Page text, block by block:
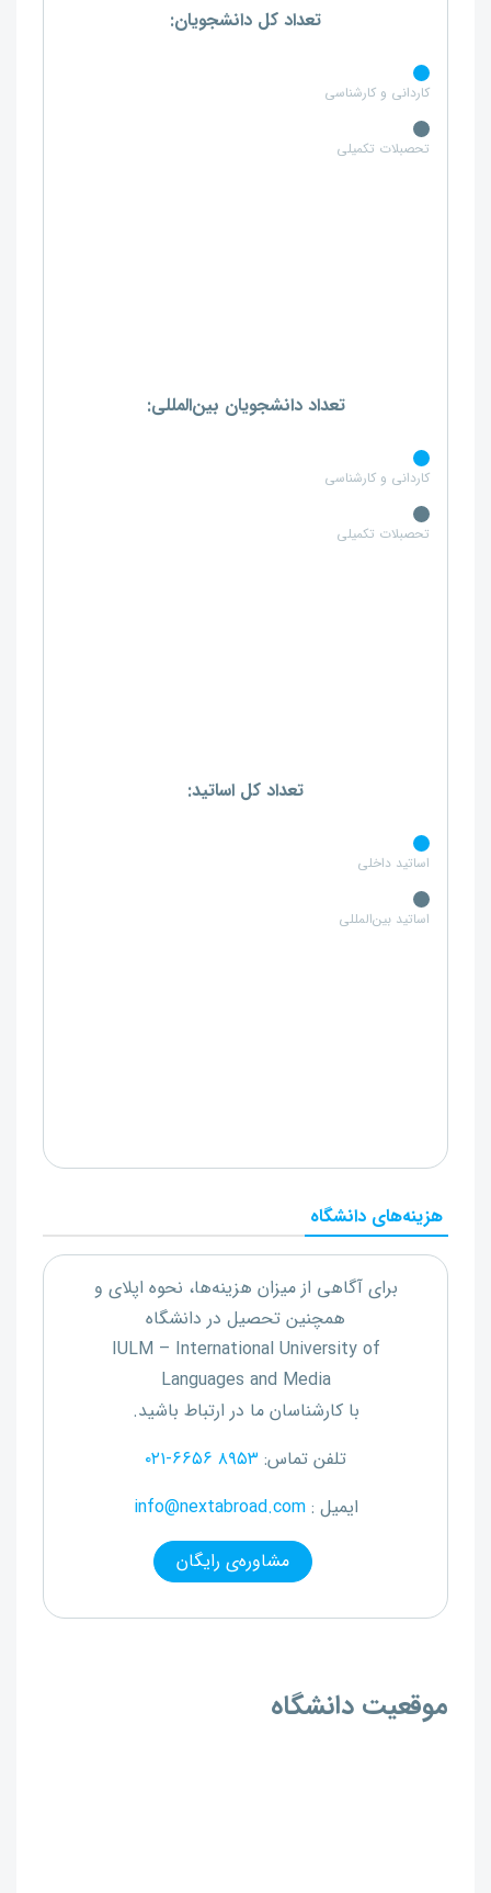
تعداد کل دانشجویان:
کاردانی و کارشناسی
تحصبلات تکمیلی
تعداد دانشجویان بین‌المللی:
کاردانی و کارشناسی
تحصبلات تکمیلی
تعداد کل اساتید:
اساتید داخلی
اساتید بین‌المللی
هزینه‌های دانشگاه
برای آگاهی از میزان هزینه‌ها، نحوه اپلای و
همچنین تحصیل در دانشگاه
IULM – International University of
Languages and Media
با کارشناسان ما در ارتباط باشید.
تلفن تماس: ۰۲۱-۶۶۵۶ ۸۹۵۳
ایمیل :info@nextabroad.com
مشاوره‌ی رایگان
موقعیت دانشگاه